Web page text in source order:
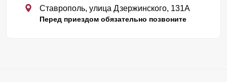
Ставрополь, улица Дзержинского, 131А
Перед приездом обязательно позвоните